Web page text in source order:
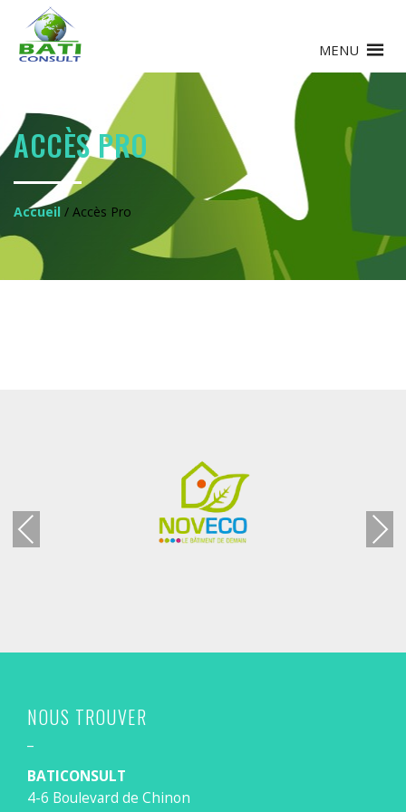
MENU
ACCÈS PRO
Accueil / Accès Pro
Previous Next
NOUS TROUVER
BATICONSULT
4-6 Boulevard de Chinon